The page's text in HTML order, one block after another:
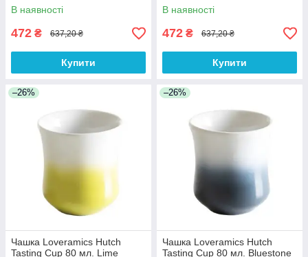
В наявності
472 ₴ 637,20 ₴
Купити
В наявності
472 ₴ 637,20 ₴
Купити
–26%
Чашка Loveramics Hutch
Tasting Cup 80 мл. Lime
–26%
Чашка Loveramics Hutch
Tasting Cup 80 мл. Bluestone